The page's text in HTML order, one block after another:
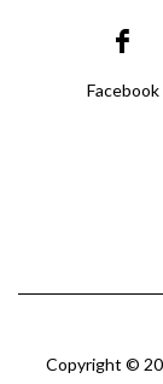
Facebook
Copyright ©